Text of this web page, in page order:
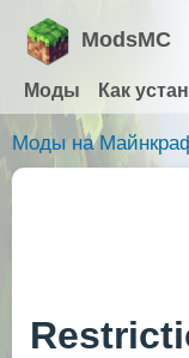
ModsMC
Моды Как
Моды на